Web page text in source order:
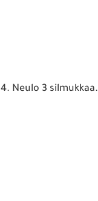
4. Neulo 3 silmukkaa.